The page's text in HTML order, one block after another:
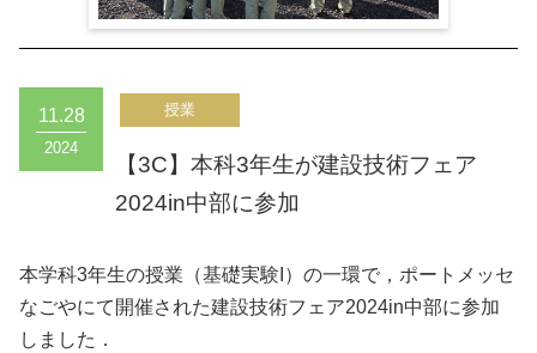
11.28
2024
【3C】本科3年生が建設技術フェア
2024in中部に参加
本学科3年生の授業（基礎実験I）の一環で，ポートメッセ
なごやにて開催された建設技術フェア2024in中部に参加
しました．